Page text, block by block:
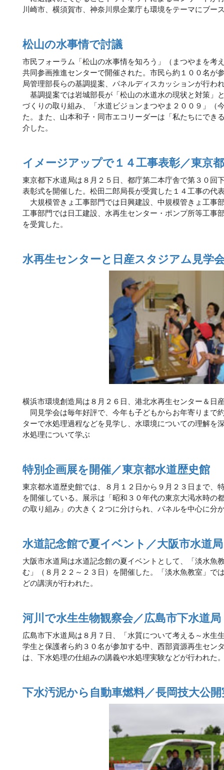
川崎市、横須賀市、神奈川県企業庁も環境をテーマにブー
松山の水事情で討議
市民フォーラム「松山の水事情を知ろう」（まつやまを考
共同参画推進センターで開催された。市民ら約１００名が
局管理部長らの基調提案、パネルディスカッションが行わ
基調提案では岩城部長が「松山の水道水の現状と対策」
づくりの取り組み、「水道ビジョンまつやま２００９」（
た。また、山本和子・同市エコリーダーは「私たちにでき
介した。
イメージアップで１４工事表彰／東京
東京都下水道局は８月２５日、都庁第二本庁舎で第３０回
表彰式を開催した。松田二郎局長が受賞した１４工事の代
大規模管きょ工事部門では日興建設、中規模管きょ工事
工事部門では日工建設、水再生センター・ポンプ所等工事
を受賞した。
水再生センターと日産スタジアム見学
横浜市環境創造局は８月２６日、港北水再生センター＆日
同見学会は毎年好評で、今年も子どもからお年寄りまで
ターで水処理過程などを見学し、水環境についての理解を
水処理について学ぶ
特別企画展を開催／東京都水道歴史館
東京都水道歴史館では、８月１２日から９月２３日まで、
を開催している。展示は「昭和３０年代の東京大渇水時の
の取り組み」の大きく２つに分けられ、パネルを中心に分
水道記念館で夏イベント／大阪市水道局
大阪市水道局は水道記念館の夏イベントとして、「淡水魚
む」（８月２２～２３日）を開催した。「淡水魚教室」で
どの講演が行われた。
河川で水生生物観察会／広島市下水道局
広島市下水道局は８月７日、「水質について考える～水生
学生と保護者ら約３０名が参加する中、西部資源再生セン
は、下水処理の仕組みの講義や水処理実験などが行われた
下水汚泥から自動車燃料／長岡技大公